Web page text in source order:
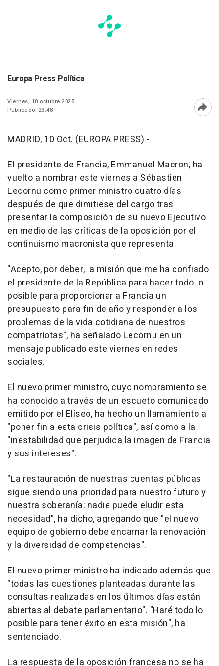
Europa Press Política
Viernes, 10 octubre 2025
Publicado: 23:48
MADRID, 10 Oct. (EUROPA PRESS) -
El presidente de Francia, Emmanuel Macron, ha
vuelto a nombrar este viernes a Sébastien
Lecornu como primer ministro cuatro días
después de que dimitiese del cargo tras
presentar la composición de su nuevo Ejecutivo
en medio de las críticas de la oposición por el
continuismo macronista que representa.
"Acepto, por deber, la misión que me ha confiado
el presidente de la República para hacer todo lo
posible para proporcionar a Francia un
presupuesto para fin de año y responder a los
problemas de la vida cotidiana de nuestros
compatriotas", ha señalado Lecornu en un
mensaje publicado este viernes en redes
sociales.
El nuevo primer ministro, cuyo nombramiento se
ha conocido a través de un escueto comunicado
emitido por el Elíseo, ha hecho un llamamiento a
"poner fin a esta crisis política", así como a la
"inestabilidad que perjudica la imagen de Francia
y sus intereses".
"La restauración de nuestras cuentas públicas
sigue siendo una prioridad para nuestro futuro y
nuestra soberanía: nadie puede eludir esta
necesidad", ha dicho, agregando que "el nuevo
equipo de gobierno debe encarnar la renovación
y la diversidad de competencias".
El nuevo primer ministro ha indicado además que
"todas las cuestiones planteadas durante las
consultas realizadas en los últimos días están
abiertas al debate parlamentario". "Haré todo lo
posible para tener éxito en esta misión", ha
sentenciado.
La respuesta de la oposición francesa no se ha